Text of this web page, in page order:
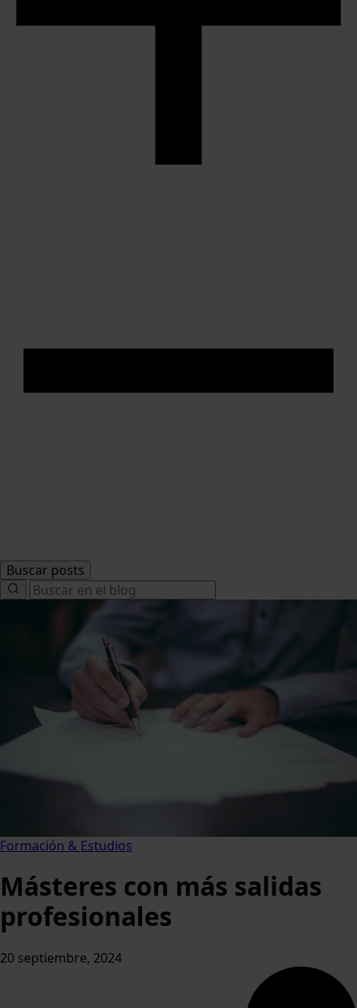
Buscar posts
Search
for:
Formación & Estudios
Másteres con más salidas
profesionales
20 septiembre, 2024